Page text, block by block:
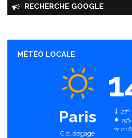
RECHERCHE GOOGLE
MÉTÉO LOCALE
Paris
Ciel dégagé
27º
79%